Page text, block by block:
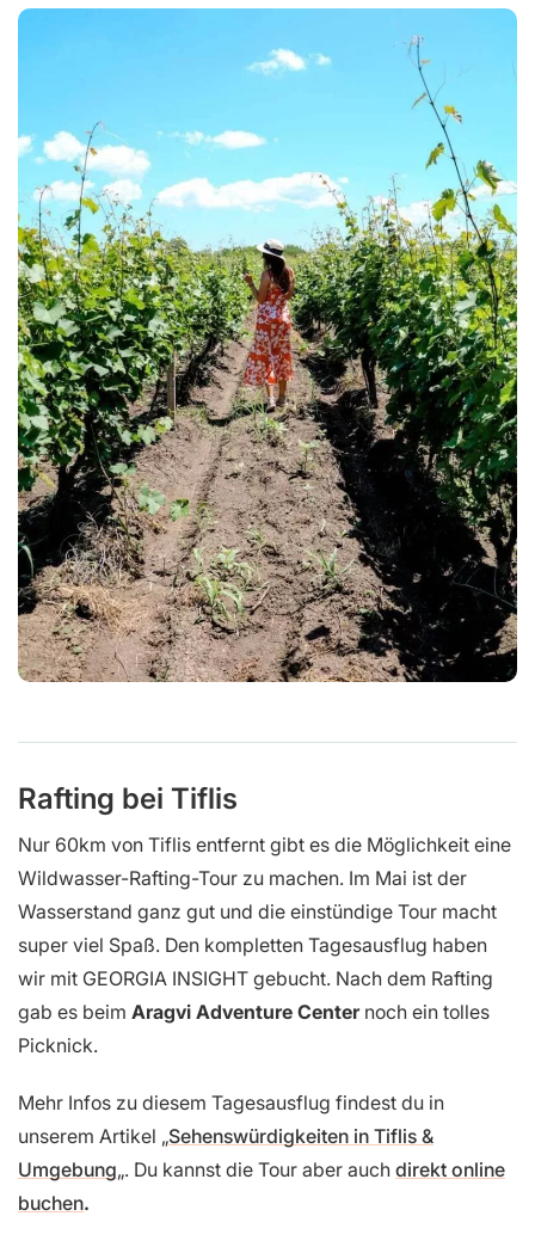
Rafting bei Tiflis
Nur 60km von Tiflis entfernt gibt es die Möglichkeit eine
Wildwasser-Rafting-Tour zu machen. Im Mai ist der
Wasserstand ganz gut und die einstündige Tour macht
super viel Spaß. Den kompletten Tagesausflug haben
wir mit GEORGIA INSIGHT gebucht. Nach dem Rafting
gab es beim Aragvi Adventure Centernoch ein tolles
Picknick.
Mehr Infos zu diesem Tagesausflug findest du in
unserem Artikel „Sehenswürdigkeiten in Tiflis &
Umgebung„. Du kannst die Tour aber auch direkt online
buchen.